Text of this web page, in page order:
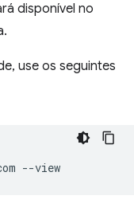
disponível no
use os seguintes